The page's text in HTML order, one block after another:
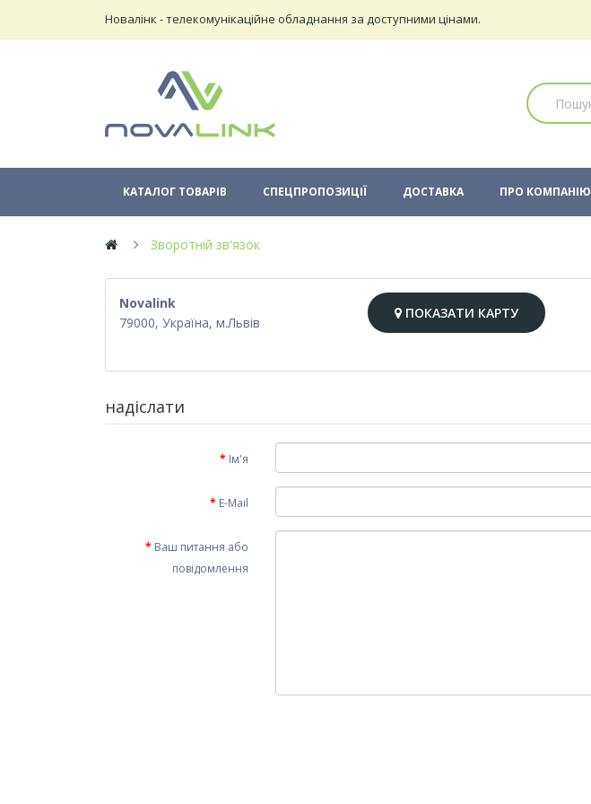
Новалінк - телекомунікаційне обладнання за доступними цінами.
КАТАЛОГ ТОВАРІВ СПЕЦПРОПОЗИЦІЇ ДОСТАВКА ПРО КОМПАНІЮ
Зворотній зв'язок
Novalink
79000, Україна, м.Львів
ПОКАЗАТИ КАРТУ
надіслати
Ім'я
E-Mail
Ваш питання або
повідомлення